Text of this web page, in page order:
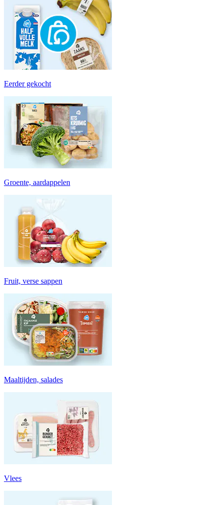
Eerder gekocht
Groente, aardappelen
Fruit, verse sappen
Maaltijden, salades
Vlees